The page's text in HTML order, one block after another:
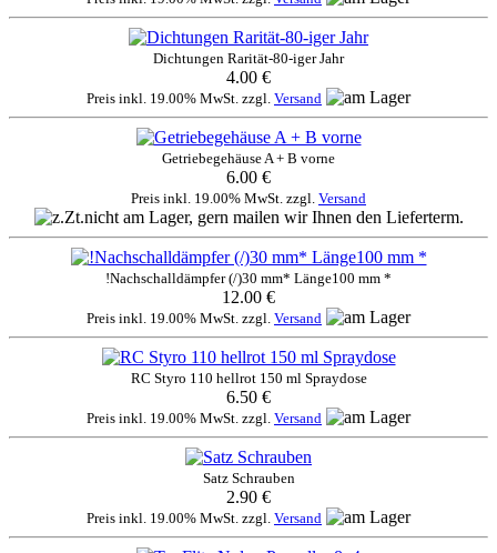
Dichtungen Rarität-80-iger Jahr
4.00 €
Preis inkl. 19.00% MwSt. zzgl. Versand
Getriebegehäuse A + B vorne
6.00 €
Preis inkl. 19.00% MwSt. zzgl. Versand
!Nachschalldämpfer (/)30 mm* Länge100 mm *
12.00 €
Preis inkl. 19.00% MwSt. zzgl. Versand
RC Styro 110 hellrot 150 ml Spraydose
6.50 €
Preis inkl. 19.00% MwSt. zzgl. Versand
Satz Schrauben
2.90 €
Preis inkl. 19.00% MwSt. zzgl. Versand